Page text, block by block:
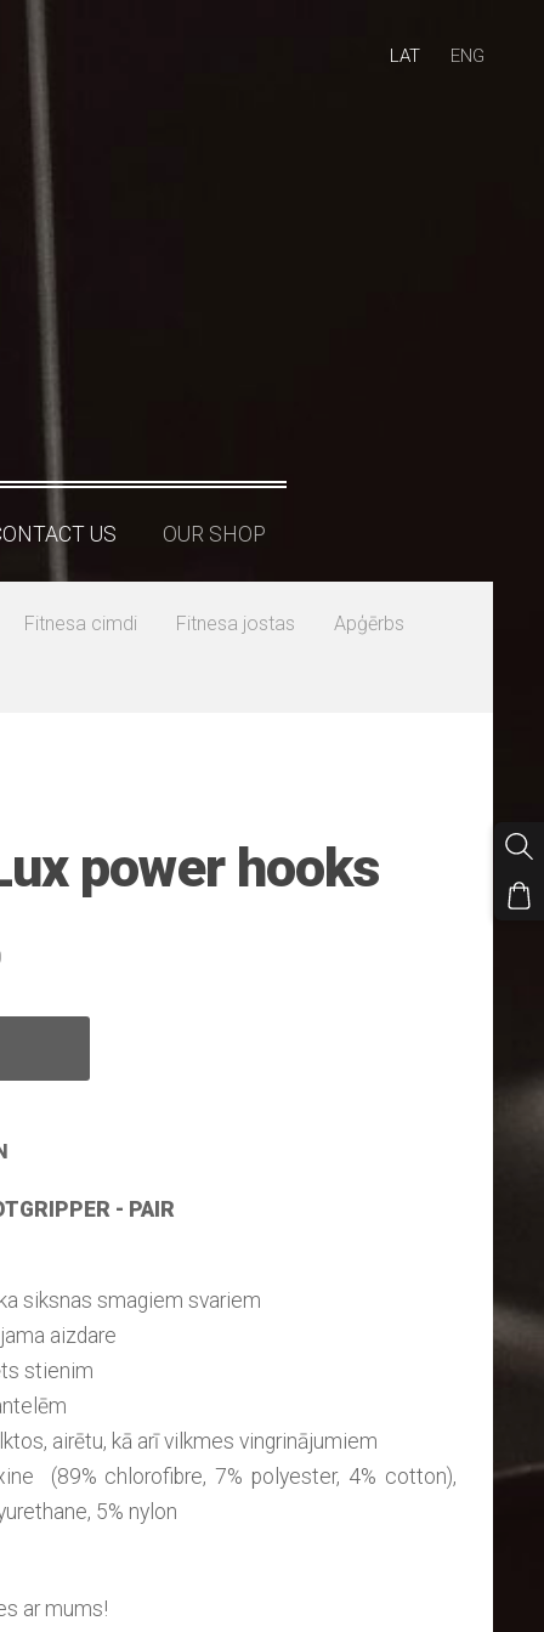
LAT ENG
US OUR SHOP
Fitnesa cimdi Fitnesa jostas Apģērbs
power hooks
- PAIR
siksnas smagiem svariem
aizdare
stienim
airētu, kā arī vilkmes vingrinājumiem
(89% chlorofibre, 7% polyester, 4% cotton),
5% nylon
ar mums!